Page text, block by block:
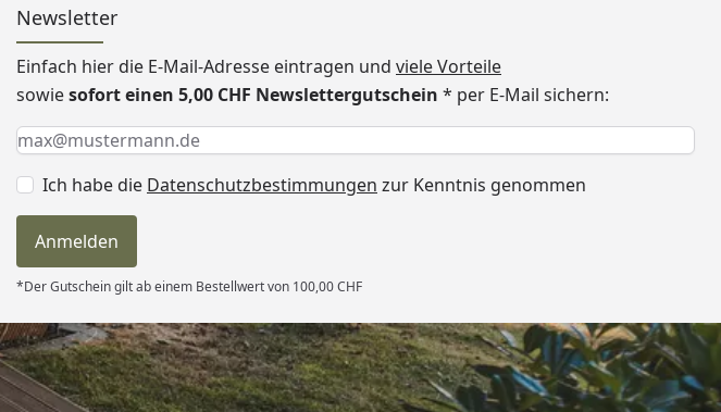
Newsletter
Einfach hier die E-Mail-Adresse eintragen und viele Vorteile
sowiesofort einen 5,00 CHF Newslettergutschein * per E-Mail sichern:
Keine Eingabe erforderlich
Eingabe erforderlich
E-Mail *
Ich habe die Datenschutzbestimmungen zur Kenntnis genommen
Anmelden
*Der Gutschein gilt ab einem Bestellwert von 100,00 CHF